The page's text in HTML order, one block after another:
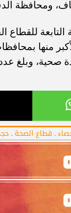
134 وحدة صحية،
ـ قطاع الصحة ـ